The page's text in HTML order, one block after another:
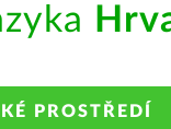
PROSTŘEDÍ